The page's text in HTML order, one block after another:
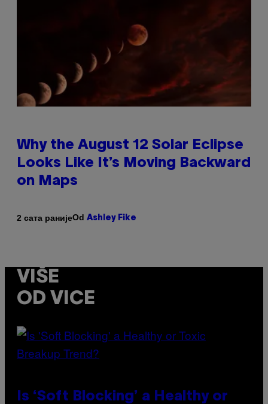
Why the August 12 Solar Eclipse
Looks Like It’s Moving Backward
on Maps
2 сата ранијеOd Ashley Fike
VIŠE
OD VICE
Is ‘Soft Blocking’ a Healthy or